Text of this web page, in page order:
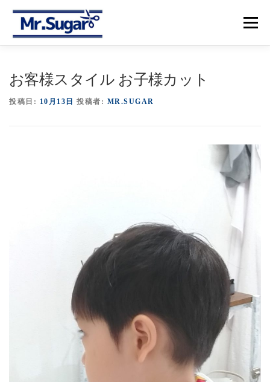
メニュー
お客様スタイル お子様カット
投稿日: 10月13日 投稿者: MR.SUGAR